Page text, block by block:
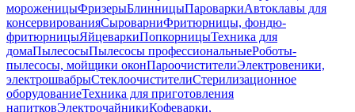
мороженицыФризерыБлинницыПароваркиАвтоклавы для
консервированияСыроварниФритюрницы, фондю-
фритюрницыЯйцеваркиПопкорницыТехника для
домаПылесосыПылесосы профессиональныеРоботы-
пылесосы, мойщики оконПароочистителиЭлектровеники,
электрошвабрыСтеклоочистителиСтерилизационное
оборудованиеТехника для приготовления
напитковЭлектрочайникиКофеварки,